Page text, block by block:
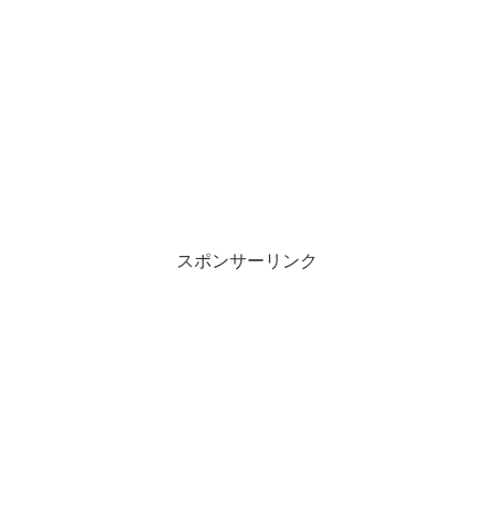
スポンサーリンク